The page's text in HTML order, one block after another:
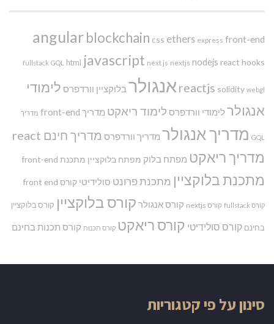
angularblockchain css ethers express front-end
fullstack GQL html javascript next js nextjs nodejs react hooks
reactjs solidity webgl אנגולר בלוקציין וורדפרס לימודי
אנגולר לימודי וורדפרס לימוד ריאקט מדריך front-end מדריך
GQL מדריך אנגולר מדריך וורדפרס מדריך חינם react
מדריך ריאקט מפתח בלוק מפתח בלוקציין מתכנת front-end
מתכנת בלוקציין מתכנת פרונט סולידיטי קורס front end
קורס fullstack קורס nextjs קורס אנגולר קורס בלוקציין קורס בלוקציין
בחינם קורס סולידיטי קורס ריאקט קורס תכנות קורס תכנות בחינם
סינון על פי קטגוריות